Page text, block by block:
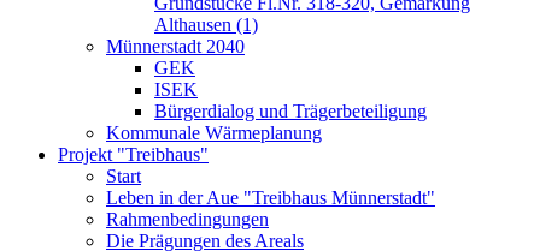
Althausen (1)
Münnerstadt 2040
GEK
ISEK
Bürgerdialog und Trägerbeteiligung
Kommunale Wärmeplanung
Projekt "Treibhaus"
Start
Leben in der Aue "Treibhaus Münnerstadt"
Rahmenbedingungen
Die Prägungen des Areals